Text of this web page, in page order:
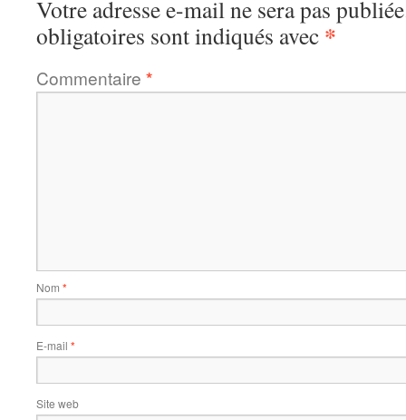
Votre adresse e-mail ne sera pas
obligatoires sont indiqués avec *
Commentaire *
Nom *
E-mail *
Site web